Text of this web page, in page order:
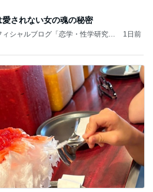
されない女の魂の秘密
ィシャルブログ「恋学・性学研究
1日前